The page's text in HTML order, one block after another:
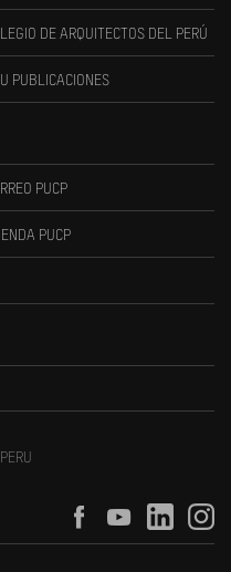
DE ARQUITECTOS DEL PERÚ
PUBLICACIONES
PUCP
PUCP